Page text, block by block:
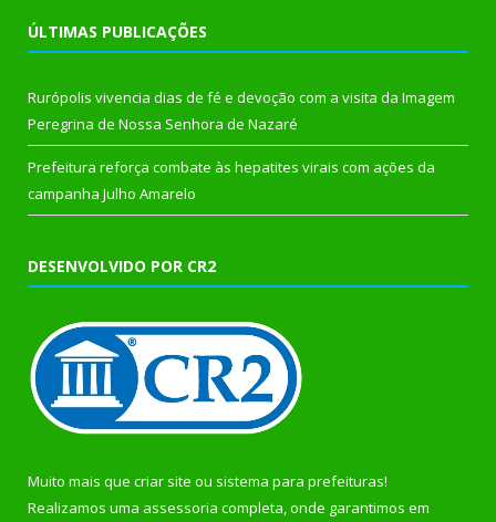
ÚLTIMAS PUBLICAÇÕES
Rurópolis vivencia dias de fé e devoção com a visita da Imagem
Peregrina de Nossa Senhora de Nazaré
Prefeitura reforça combate às hepatites virais com ações da
campanha Julho Amarelo
DESENVOLVIDO POR CR2
Muito mais que criar site ou sistema para prefeituras!
Realizamos uma assessoria completa, onde garantimos em